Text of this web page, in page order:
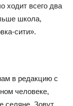
ходит всего два
школа,
сити».
в редакцию с
человеке,
селяне. Зовут